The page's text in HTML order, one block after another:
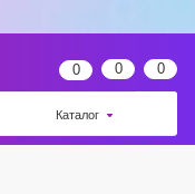
0 0 0
Каталог